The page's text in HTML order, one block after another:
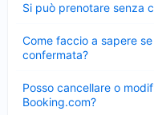
Si può prenotare senza
chiuso
Come faccio a sapere
confermata?
chiuso
Posso cancellare o
Booking.com?
chiuso